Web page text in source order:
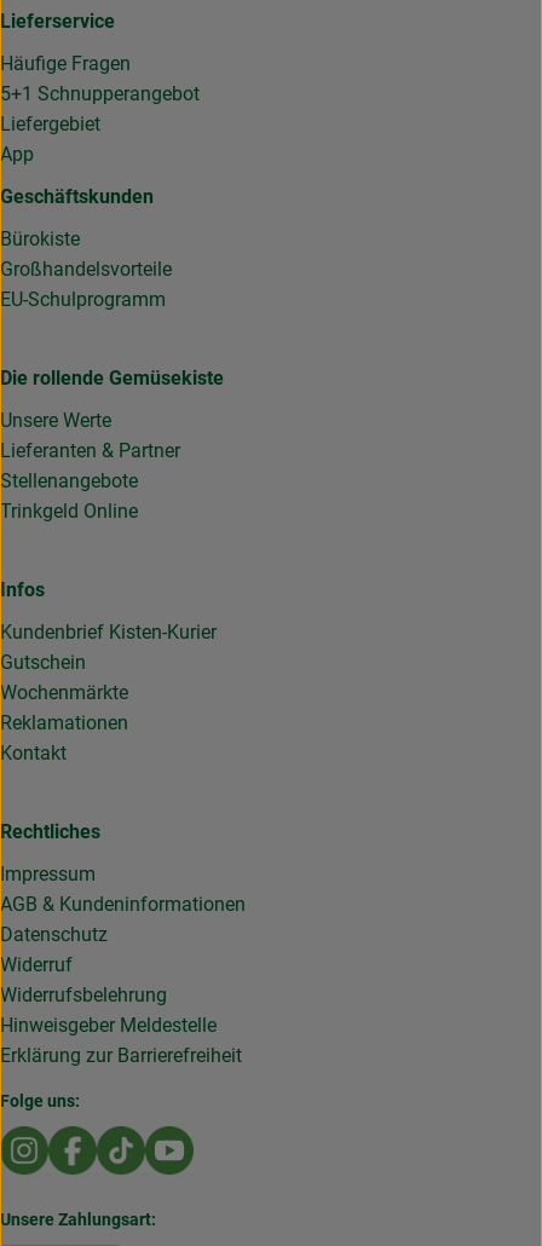
Lieferservice
Häufige Fragen
5+1 Schnupperangebot
Liefergebiet
App
Geschäftskunden
Bürokiste
Großhandelsvorteile
EU-Schulprogramm
Die rollende Gemüsekiste
Unsere Werte
Lieferanten & Partner
Stellenangebote
Trinkgeld Online
Infos
Kundenbrief Kisten-Kurier
Gutschein
Wochenmärkte
Reklamationen
Kontakt
Rechtliches
Impressum
AGB & Kundeninformationen
Datenschutz
Widerruf
Widerrufsbelehrung
Hinweisgeber Meldestelle
Erklärung zur Barrierefreiheit
Folge uns:
Externer Link zu https://www.instagram.com/
Externer Link zu https://www.facebook.com/
Externer Link zu https://www.tiktok.com/
Externer Link zu https://
Unsere Zahlungsart: